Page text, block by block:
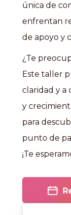
única de
enfrentan
de apoyo y
¿Te
Este taller
claridad y a
y
para
punto de
¡Te